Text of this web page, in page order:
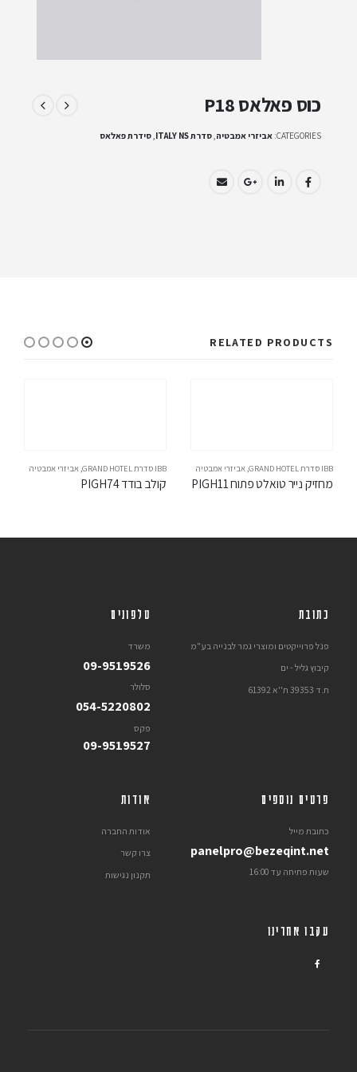
כוס פאלאס P18
CATEGORIES: אביזרי אמבטיה,סדרת ITALY NS ,סידרת פאלאס
RELATED PRODUCTS
IBB סדרת GRAND HOTEL ,אביזרי אמבטיה
מחזיק נייר טואלט פתוח PIGH11
IBB סדרת GRAND HOTEL ,אביזרי אמבטיה
קולב בודד PIGH74
כתובת
פנל פרוייקטים ומוצרי גמר לבנייה בע"מ
קיבוץ גליל - ים
ת.ד 39353 ת''א 61392
טלפונים
משרד
09-9519526
סלולר
054-5220802
פקס
09-9519527
פרטים נוספים
כתובת מייל
panelpro@bezeqint.net
שעות פתיחה עד 16:00
אודות
אודות החברה
צרו קשר
תקנון נגישות
עקבו אחרינו